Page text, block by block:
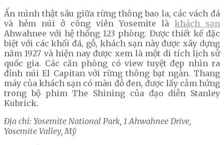
Ẩn mình thật sâu giữa rừng thông bao la, các vách đá
và hẻm núi ở công viên Yosemite là khách sạn
Ahwahnee với hệ thống 123 phòng. Được thiết kế đặc
biệt với các khối đá, gỗ, khách sạn này được xây dựng
năm 1927 và hiện nay được xem là một di tích lịch sử
quốc gia. Các căn phòng có view tuyệt đẹp nhìn ra
đỉnh núi El Capitan với rừng thông bạt ngàn. Thang
máy của khách sạn có màu đỏ đen, được lấy cảm hứng
trong bộ phim The Shining của đạo diễn Stanley
Kubrick.
Địa chỉ: Yosemite National Park, 1 Ahwahnee Drive,
Yosemite Valley, Mỹ